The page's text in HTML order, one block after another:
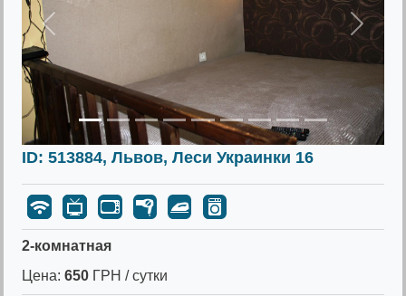
Предыдущее
ID: 513884, Львов, Леси Украинки 16
2-комнатная
Цена: 650 ГРН / сутки